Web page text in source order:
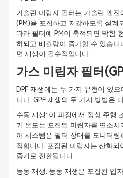
가솔린 미립자 필터는 가솔린 엔진
(PM)을 포집하고 저감하도록 설계
따라 필터에 PM이 축적되면 막힘
하되고 배출량이 증가할 수 있습니
면 재생이 필수적입니다.
가스 미립자 필터
DPF 재생에는 두 가지 유형이 있
니다. GPF 재생의 두 가지 방법은
수동 재생: 이 과정에서 정상 주행
기 온도는 포집된 미립자를 연소시
어 시스템은 필터 상태를 모니터링
작합니다. 포집된 미립자는 산화되
증기로 전환됩니다.
능동 재생: 능동 재생은 포집된 입